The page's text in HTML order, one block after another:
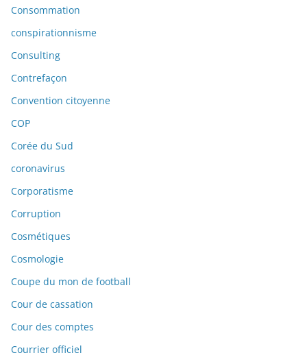
Consommation
conspirationnisme
Consulting
Contrefaçon
Convention citoyenne
COP
Corée du Sud
coronavirus
Corporatisme
Corruption
Cosmétiques
Cosmologie
Coupe du mon de football
Cour de cassation
Cour des comptes
Courrier officiel